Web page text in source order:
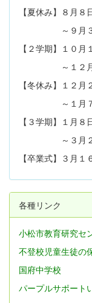
【夏休み】８月８
～９月３０
【２学期】１０月
～１２月２
【冬休み】１２月
～１月７日
【３学期】１月８
～３月２４
【卒業式】３月１
各種リンク
小松市教育研究セ
不登校児童生徒の
国府中学校
パープルサポート